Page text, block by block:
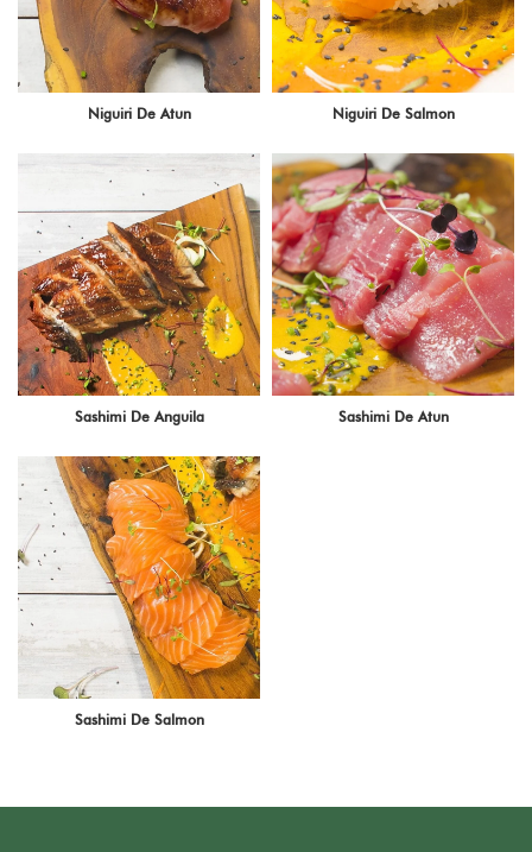
Niguiri De Atun Niguiri De Salmon
Sashimi De Anguila Sashimi De Atun
Sashimi De Salmon